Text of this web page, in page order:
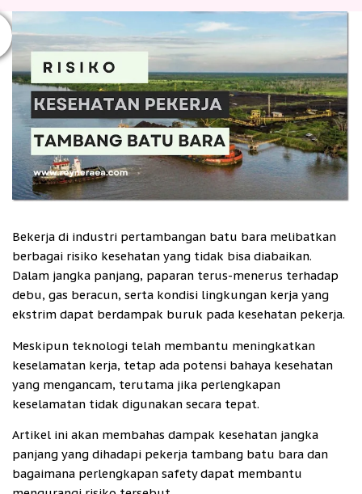
Bekerja di industri pertambangan batu bara melibatkan
berbagai risiko kesehatan yang tidak bisa diabaikan.
Dalam jangka panjang, paparan terus-menerus terhadap
debu, gas beracun, serta kondisi lingkungan kerja yang
ekstrim dapat berdampak buruk pada kesehatan pekerja.
Meskipun teknologi telah membantu meningkatkan
keselamatan kerja, tetap ada potensi bahaya kesehatan
yang mengancam, terutama jika perlengkapan
keselamatan tidak digunakan secara tepat.
Artikel ini akan membahas dampak kesehatan jangka
panjang yang dihadapi pekerja tambang batu bara dan
bagaimana perlengkapan safety dapat membantu